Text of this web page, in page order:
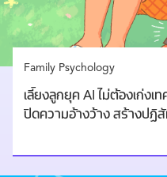
Family Psychology
เลี้ยงลูกยุค AI ไม่ต้องเก่งเ
ปิดความอ้างว้าง สร้างปฏิ